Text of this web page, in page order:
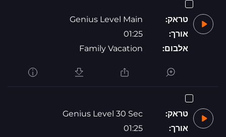
טראק:
Genius Level Main
אורך:
01:25
אלבום:
Family Vacation
טראק:
Genius Level 30 Sec
אורך:
01:25